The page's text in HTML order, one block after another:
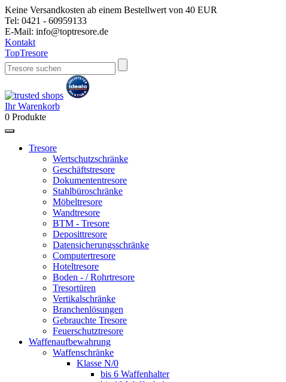
Keine Versandkosten ab einem Bestellwert von 40 EUR
Tel: 0421 - 60959133
E-Mail: info@toptresore.de
Kontakt
TopTresore
Ihr Warenkorb
0 Produkte
Tresore
Wertschutzschränke
Geschäftstresore
Dokumententresore
Stahlbüroschränke
Möbeltresore
Wandtresore
BTM - Tresore
Deposittresore
Datensicherungsschränke
Computertresore
Hoteltresore
Boden - / Rohrtresore
Tresortüren
Vertikalschränke
Branchenlösungen
Gebrauchte Tresore
Feuerschutztresore
Waffenaufbewahrung
Waffenschränke
Klasse N/0
bis 6 Waffenhalter